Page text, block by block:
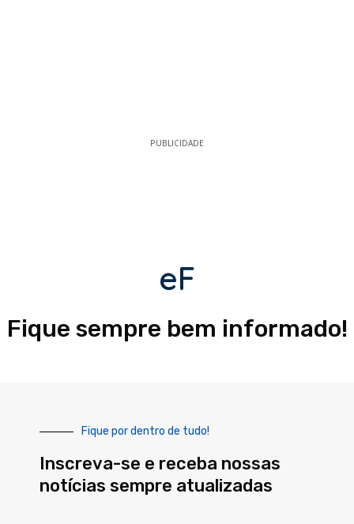
PUBLICIDADE
eF
Fique sempre bem informado!
Fique por dentro de tudo!
Inscreva-se e receba nossas
notícias sempre atualizadas